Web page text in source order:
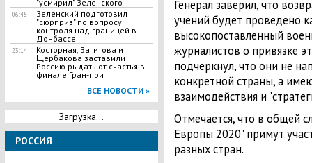
"усмирил" Зеленского
06:45
Зеленский подготовил
"сюрприз" по вопросу
контроля над границей в
Донбассе
23:14
Косторная, Загитова и
Щербакова заставили
Россию рыдать от счастья в
финале Гран-при
ВСЕ НОВОСТИ »
Загрузка...
РОССИЯ
Генерал заверил, что
учений будет проведено
высокопоставленный
журналистов о привязке
подчеркнул, что они не
конкретной страны, а
взаимодействия и
Отмечается, что в общей
Европы 2020" примут
разных стран.